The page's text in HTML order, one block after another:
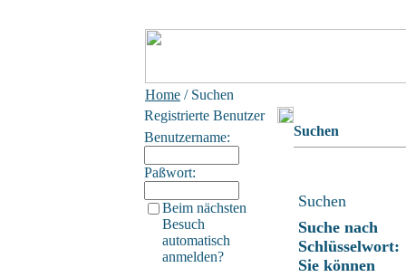
Home / Suchen
Registrierte Benutzer
Benutzername:
Paßwort:
Beim nächsten
Besuch
automatisch
anmelden?
Suchen
Suchen
Suche nach
Schlüsselwort:
Sie können